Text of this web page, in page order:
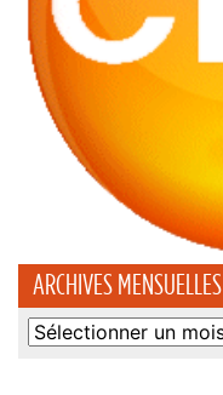
ARCHIVES MENSUELLES
Archives